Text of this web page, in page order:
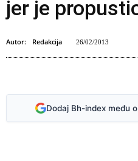
jer je
Autor: Redakcija 26/02/2013
Dodaj Bh-index među